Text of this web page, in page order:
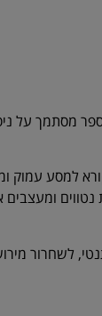
מסתמך על
למסע עמוק
ומעצבים
לשחרור